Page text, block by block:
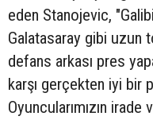
eden Stanojevic,
Galatasaray gibi uzun
defans arkası pres
karşı gerçekten iyi bir
Oyuncularımızın